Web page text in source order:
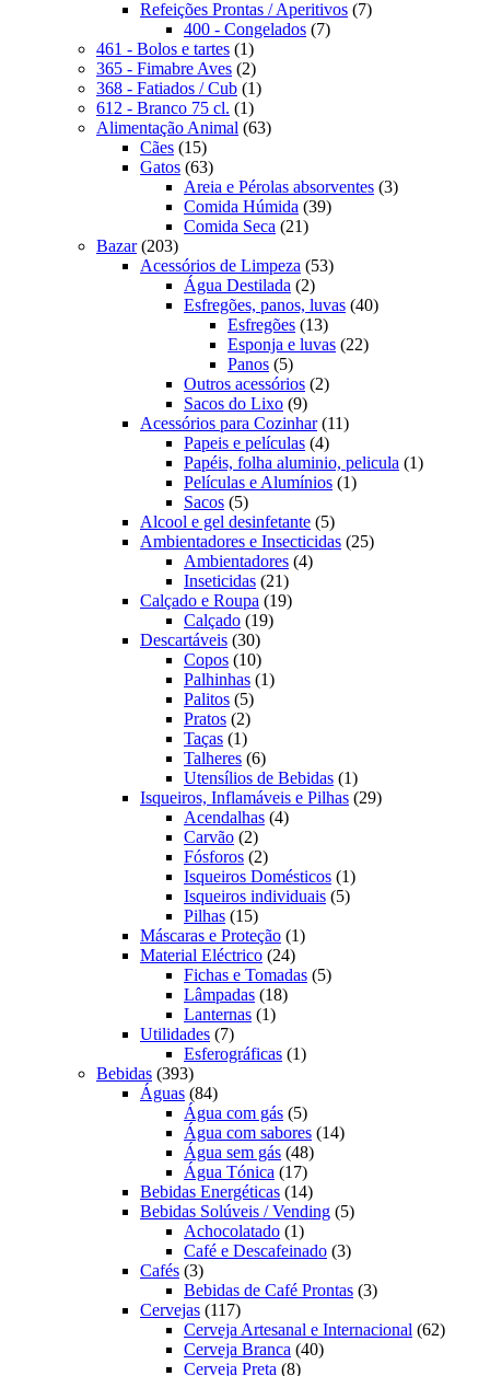
produtos
Refeições Prontas / Aperitivos 77
400 - Congelados 77
461 - Bolos e tartes 11
produto
365 - Fimabre Aves 22
produtos
368 - Fatiados / Cub 11
612 - Branco 75 cl. 11
produto
Alimentação Animal 6363
Cães 1515
produtos
Gatos 6363
produtos
Areia e Pérolas absorventes 33
Comida Húmida 3939
Comida Seca 2121
Bazar 203203
produtos
Acessórios de Limpeza 5353
Água Destilada 22
produtos
Esfregões, panos, luvas 4040
Esfregões 1313
produtos
Esponja e luvas 2222
Panos 55
produtos
Outros acessórios 22
Sacos do Lixo 99
produtos
Acessórios para Cozinhar 1111
Papeis e películas 44
produtos
Papéis, folha aluminio, pelicula 11
Películas e Alumínios 11
Sacos 55
produtos
Alcool e gel desinfetante 55
produtos
Ambientadores e Insecticidas 2525
Ambientadores 44
Inseticidas 2121
produtos
Calçado e Roupa 1919
Calçado 1919
Descartáveis 3030
produtos
Copos 1010
produtos
Palhinhas 11
Palitos 55
produtos
Pratos 22
produtos
Taças 11
produto
Talheres 66
produtos
Utensílios de Bebidas 11
produto
Isqueiros, Inflamáveis e Pilhas 2929
Acendalhas 44
Carvão 22
produtos
Fósforos 22
produtos
Isqueiros Domésticos 11
produto
Isqueiros individuais 55
Pilhas 1515
produtos
Máscaras e Proteção 11
Material Eléctrico 2424
produtos
Fichas e Tomadas 55
Lâmpadas 1818
Lanternas 11
Utilidades 77
produtos
Esferográficas 11
Bebidas 393393
produtos
Águas 8484
produtos
Água com gás 55
produtos
Água com sabores 1414
Água sem gás 4848
Água Tónica 1717
produtos
Bebidas Energéticas 1414
produtos
Bebidas Solúveis / Vending 55
Achocolatado 11
produto
Café e Descafeinado 33
Cafés 33
produtos
Bebidas de Café Prontas 33
Cervejas 117117
produtos
Cerveja Artesanal e Internacional 6262
Cerveja Branca 4040
Cerveja Preta 88